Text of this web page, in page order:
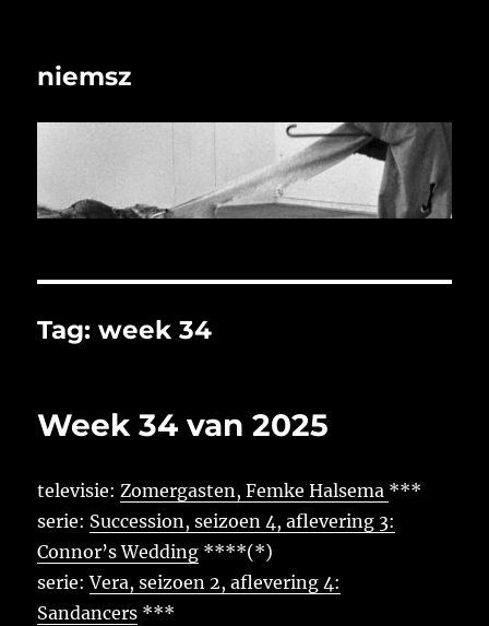
niemsz
Tag:week 34
Week 34 van 2025
televisie:Zomergasten, Femke Halsema ***
serie: Succession, seizoen 4, aflevering 3:
Connor’s Wedding ****(*)
serie:Vera, seizoen 2, aflevering 4:
Sandancers ***